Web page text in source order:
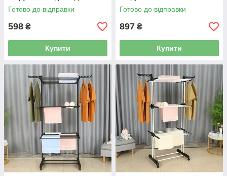
42400269
Готово до відправки
598 ₴
Купити
складана 42400230
Готово до відправки
897 ₴
Купити